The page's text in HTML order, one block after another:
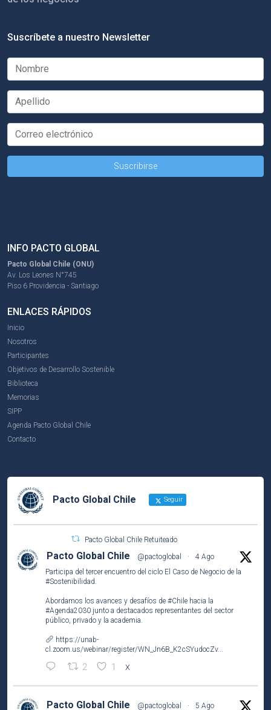
Suscríbete a nuestro Newsletter
INFO PACTO GLOBAL
Pacto Global Chile (ONU)
Av. Los Leones N°745
Piso 6 Providencia - Santiago
ENLACES RÁPIDOS
Inicio
Nosotros
Participantes
Objetivos de Desarrollo Sostenible
Biblioteca
Memorias
SIPP
Agenda Pacto Global Chile
Contacto
Pacto Global Chile Seguir
Pacto Global Chile Retuiteado
Pacto Global Chile @pactoglobal ·
4 Ago
Participa del tercer encuentro del ciclo El Caso de Negocio de la
#Sostenibilidad.
Abordamos los avances y desafíos de #Chile hacia la
#Agenda2030 junto a destacados representantes del sector
público, privado y la academia.
https://unab-
cl.zoom.us/webinar/register/WN_Jn6B_K2cSYudocZv...
2 1 X
Pacto Global Chile @pactoglobal · 5 Ago